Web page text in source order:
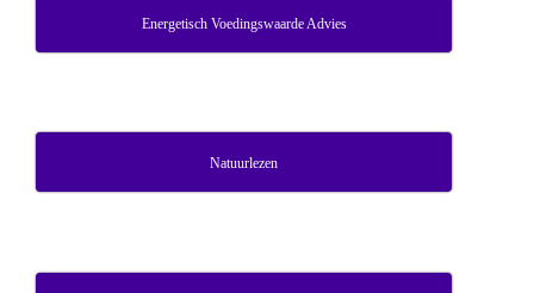
Energetisch Voedingswaarde Advies
Natuurlezen